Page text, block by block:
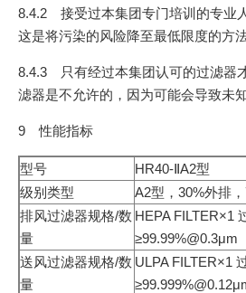
8.4.2 接受过本集团专门培训的专业
这是将污染的风险降至最低限度的方
8.4.3 只有经过本集团认可的过滤器
滤器是不允许的，因为可能会导致未知
9 性能指标
型号
HR40-ⅡA2型
级别类型
A2型，30%外排
排风过滤器规格/数
量
HEPA FILTER×1
≥99.99%@0.3μm
送风过滤器规格/数
量
ULPA FILTER×1